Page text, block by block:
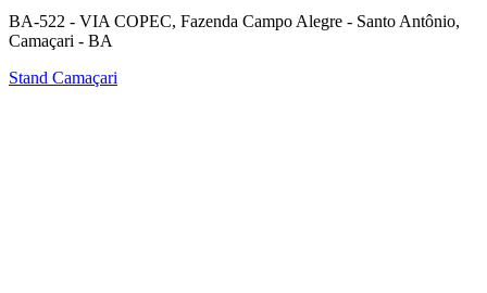
BA-522 - VIA COPEC, Fazenda Campo Alegre - Santo Antônio,
Camaçari - BA
Stand Camaçari